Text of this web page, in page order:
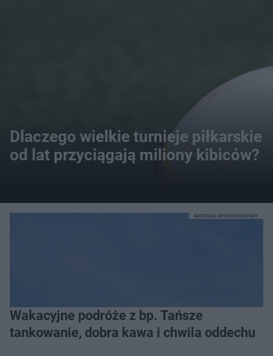
Dlaczego wielkie turnieje piłkarskie
od lat przyciągają miliony kibiców?
Wakacyjne podróże z bp. Tańsze
tankowanie, dobra kawa i chwila oddechu
MATERIAŁ SPONSOROWANY